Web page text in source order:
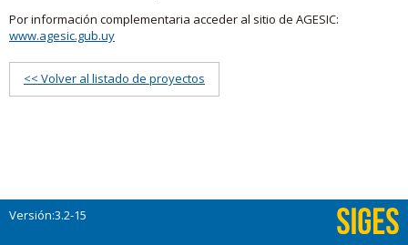
Por información complementaria acceder al sitio de AGESIC:
www.agesic.gub.uy
<< Volver al listado de proyectos
Versión:3.2-15